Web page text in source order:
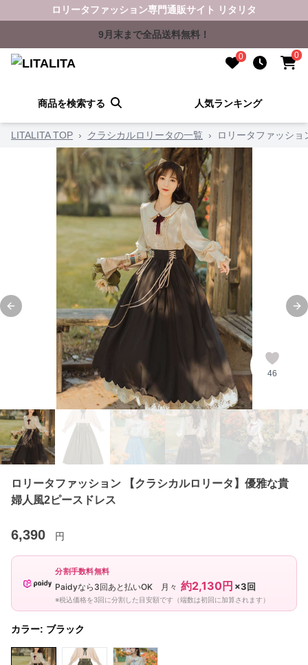
ロリータファッション専門通販サイト リタリタ
9月末まで全品送料無料！
0 0
商品を検索する 人気ランキング
LITALITA TOP › クラシカルロリータの一覧 › ロリータファッシ
Previous slide
46
ロリータファッション 【クラシカルロリータ】優雅な貴
婦人風2ピースドレス
6,390 円
分割手数料無料
Paidyなら3回あと払いOK 月々 約2,130円 ×3回
※税込価格を3回に分割した目安額です（端数は初回に加算されます）
カラー: ブラック